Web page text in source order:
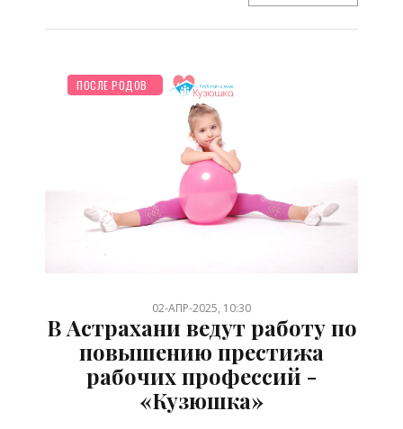
НОВОСТИ МИРА
ПЛАНИРОВАНИЕ
ШКОЛЬНИК
ДЕТЯМ
ПРАЗДНИКИ
ПОСЛЕ РОДОВ
02-АПР-2025, 10:30
В Астрахани ведут работу по
повышению престижа
рабочих профессий -
«Кузюшка»